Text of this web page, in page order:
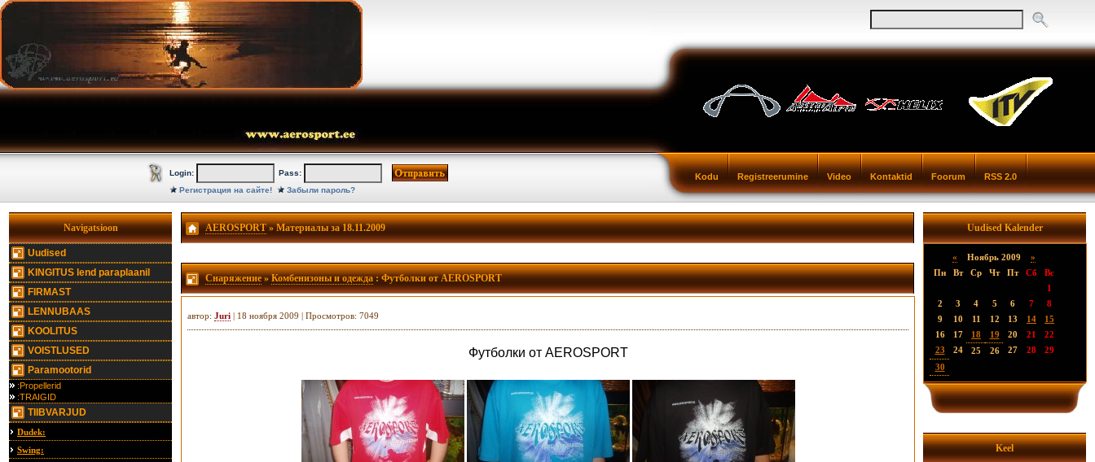
Kodu Registreerumine Video Kontaktid Foorum RSS 2.0
Login:
Pass:
Регистрация на сайте!
Забыли пароль?
Navigatsioon
Uudised
KINGITUS lend paraplaanil
FIRMAST
LENNUBAAS
KOOLITUS
VOISTLUSED
Paramootorid
:Propellerid
:TRAIGID
TIIBVARJUD
Dudek:
Swing:
AEROSPORT» Материалы за 18.11.2009
Снаряжение»Комбенизоны и одежда: Футболки от AEROSPORT
автор: Juri | 18 ноября 2009 | Просмотров: 7049
Футболки от AEROSPORT
Uudised Kalender
« Ноябрь 2009 »
Пн
Вт Ср Чт Пт Сб
Вс
1
2
3 4 5 6 7
8
9
10 11 12 13 14
15
16
17 18 19 20 21
22
23
24 25 26 27 28
29
30
Keel